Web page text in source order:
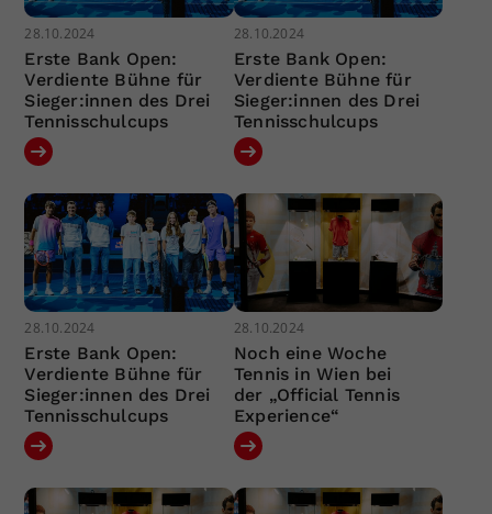
28.10.2024
Erste Bank Open:
Verdiente Bühne für
Sieger:innen des Drei
Tennisschulcups
28.10.2024
Erste Bank Open:
Verdiente Bühne für
Sieger:innen des Drei
Tennisschulcups
28.10.2024
Erste Bank Open:
Verdiente Bühne für
Sieger:innen des Drei
Tennisschulcups
28.10.2024
Noch eine Woche
Tennis in Wien bei
der „Official Tennis
Experience“